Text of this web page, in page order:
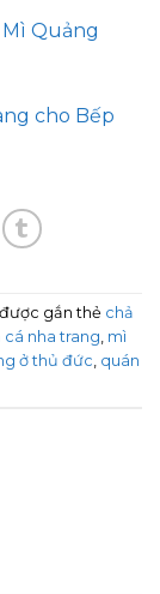
Quảng
cho Bếp
gắn thẻ chả
nha trang, mì
ở thủ đức, quán